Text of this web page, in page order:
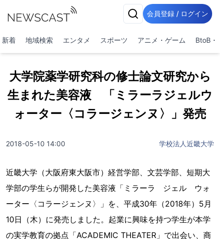
会員登録 / ログイン
新着 地域検索 エンタメ スポーツ アニメ・ゲーム BtoB・
大学院薬学研究科の修士論文研究から
生まれた美容液 「ミラーラジェルウ
ォーター〈コラージェンヌ〉」発売
2018-05-10 14:00 学校法人近畿大学
近畿大学（大阪府東大阪市）経営学部、文芸学部、短期大
学部の学生らが開発した美容液「ミラーラ ジェル ウォ
ーター〈コラージェンヌ〉」を、平成30年（2018年）5月
10日（木）に発売しました。起業に興味を持つ学生が本学
の実学教育の拠点「ACADEMIC THEATER」で出会い、商